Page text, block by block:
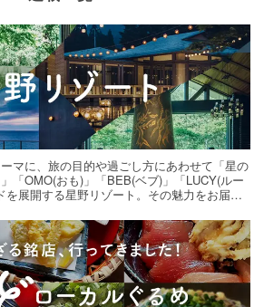
マに、旅の目的や過ごし方にあわせて「星の
「OMO(おも)」「BEB(ベブ)」「LUCY(ルー
を展開する星野リゾート。その魅力をお届け